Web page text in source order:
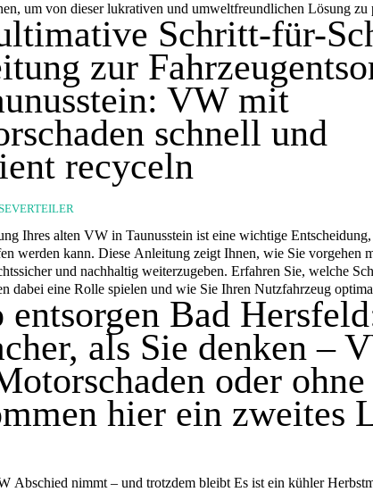
um von dieser lukrativen und umweltfreundlichen Lösung zu
Schritt-für-
zur
VW mit
schnell und
recyceln
Ihres alten VW in Taunusstein ist eine wichtige
werden kann. Diese Anleitung zeigt Ihnen, wie Sie vorgehen
und nachhaltig weiterzugeben. Erfahren Sie, welche
dabei eine Rolle spielen und wie Sie Ihren Nutzfahrzeug
entsorgen Bad
als Sie denken –
oder
hier ein zweites
Abschied nimmt – und trotzdem bleibt Es ist ein kühler